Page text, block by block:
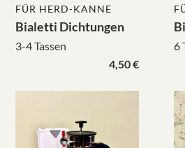
FÜR HERD-KANNE
Bialetti Dichtungen
3-4 Tassen
4,50 €
6